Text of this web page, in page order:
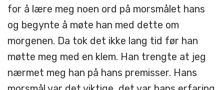
for å lære meg noen ord på morsmålet hans
og begynte å møte han med dette om
morgenen. Da tok det ikke lang tid før han
møtte meg med en klem. Han trengte at jeg
nærmet meg han på hans premisser. Hans